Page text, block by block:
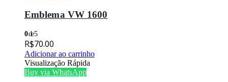
Emblema VW 1600
0de 5
R$70.00
Adicionar ao carrinho
Visualização Rápida
Buy via WhatsApp